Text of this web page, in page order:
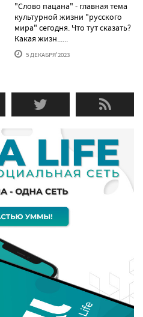
"Слово пацана" - главная тема
культурной жизни "русского
мира" сегодня. Что тут сказать?
Какая жизн......
5 ДЕКАБРЯ'2023